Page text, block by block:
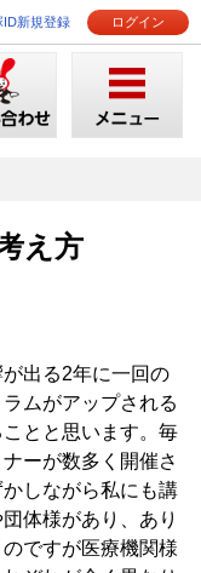
ID新規登録 ログイン
え方
出る2年に一回の
ムがアップされる
とと思います。毎
ーが数多く開催さ
しながら私にも講
体様があり、あり
ですが医療機関様